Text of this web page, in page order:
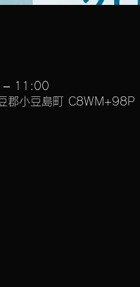
– 11:00
郡小豆島町 C8WM+98P